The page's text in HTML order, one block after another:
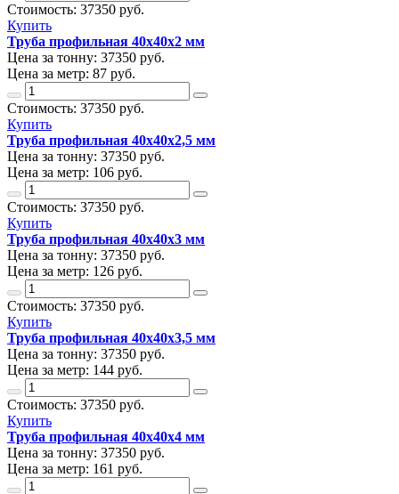
Стоимость: 37350 руб.
Купить
Труба профильная 40х40х2 мм
Цена за тонну: 37350 руб.
Цена за метр: 87 руб.
Стоимость: 37350 руб.
Купить
Труба профильная 40х40х2,5 мм
Цена за тонну: 37350 руб.
Цена за метр: 106 руб.
Стоимость: 37350 руб.
Купить
Труба профильная 40х40х3 мм
Цена за тонну: 37350 руб.
Цена за метр: 126 руб.
Стоимость: 37350 руб.
Купить
Труба профильная 40х40х3,5 мм
Цена за тонну: 37350 руб.
Цена за метр: 144 руб.
Стоимость: 37350 руб.
Купить
Труба профильная 40х40х4 мм
Цена за тонну: 37350 руб.
Цена за метр: 161 руб.